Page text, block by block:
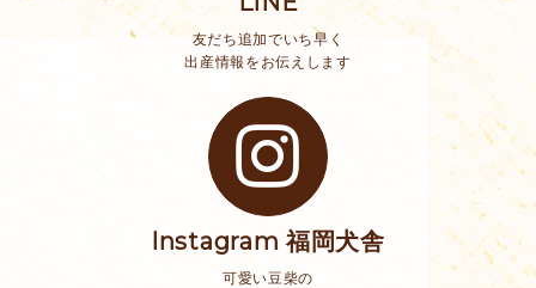
友だち追加でいち早く
出産情報をお伝えします
Instagram 福岡犬舎
可愛い豆柴の